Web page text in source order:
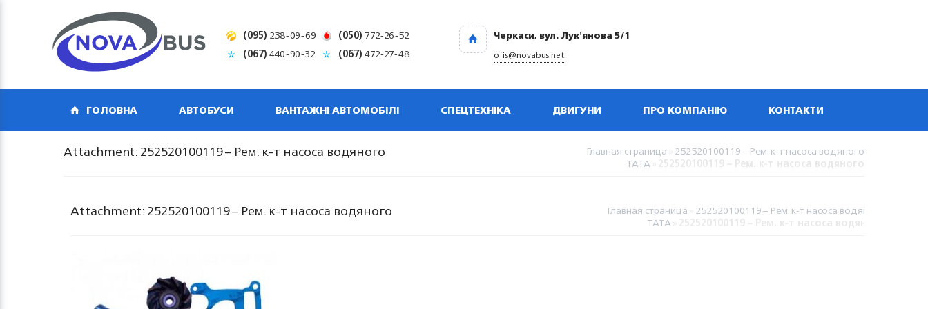
(095) 238-09-69 (050) 772-26-52
(067)440-90-32 (067)472-27-48
Черкаси, вул. Лук'янова 5/1
ofis@novabus.net
ГОЛОВНА АВТОБУСИ ВАНТАЖНІ АВТОМОБІЛІ СПЕЦТЕХНІКА ДВИГУНИ ПРО КОМПАНІЮ КОНТАКТИ
Attachment: 252520100119 – Рем. к-т насоса водяного Главная страница 252520100119 – Рем. к-т насоса водяного
TATA
Attachment: 252520100119 – Рем. к-т насоса водяного Главная страница 252520100119 – Рем. к-т насоса водяного
TATA